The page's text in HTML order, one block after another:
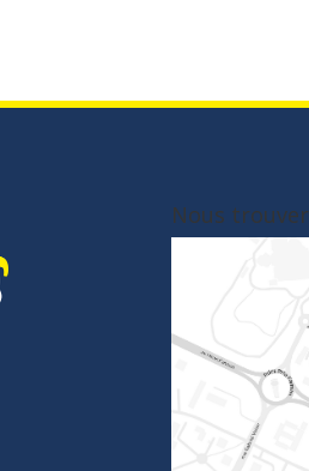
Nous trouver